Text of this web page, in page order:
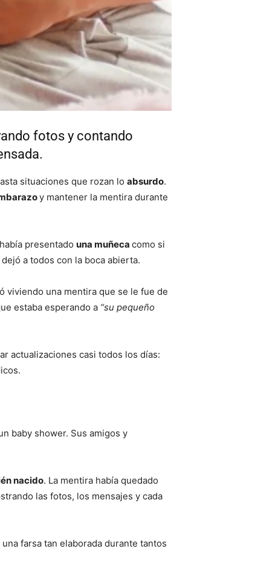
fotos y contando
situaciones que rozan lo absurdo.
y mantener la mentira durante
presentado una muñeca como si
a todos con la boca abierta.
viviendo una mentira que se le fue de
estaba esperando a “su pequeño
actualizaciones casi todos los días:
baby shower. Sus amigos y
nacido. La mentira había quedado
las fotos, los mensajes y cada
farsa tan elaborada durante tantos